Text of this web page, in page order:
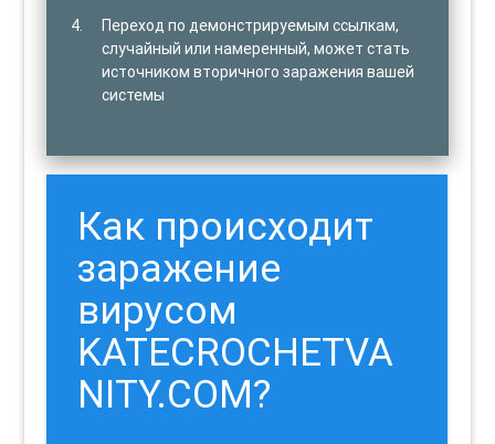
Переход по демонстрируемым ссылкам,
случайный или намеренный, может стать
источником вторичного заражения вашей
системы
Как происходит
заражение
вирусом
KATECROCHETVA
NITY.COM?